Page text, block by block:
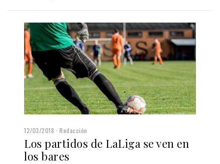
12/03/2018 Redacción
Los partidos de LaLiga se ven en
los bares